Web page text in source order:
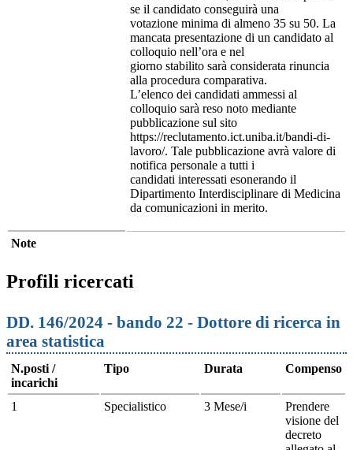
se il candidato conseguirà una
votazione minima di almeno 35 su 50. La
mancata presentazione di un candidato al
colloquio nell’ora e nel
giorno stabilito sarà considerata rinuncia
alla procedura comparativa.
L’elenco dei candidati ammessi al
colloquio sarà reso noto mediante
pubblicazione sul sito
https://reclutamento.ict.uniba.it/bandi-di-
lavoro/. Tale pubblicazione avrà valore di
notifica personale a tutti i
candidati interessati esonerando il
Dipartimento Interdisciplinare di Medicina
da comunicazioni in merito.
Note
Profili ricercati
DD. 146/2024 - bando 22 - Dottore di ricerca in
area statistica
N.posti /
incarichi
Tipo Durata Compenso
1 Specialistico 3 Mese/i
Prendere
visione del
decreto